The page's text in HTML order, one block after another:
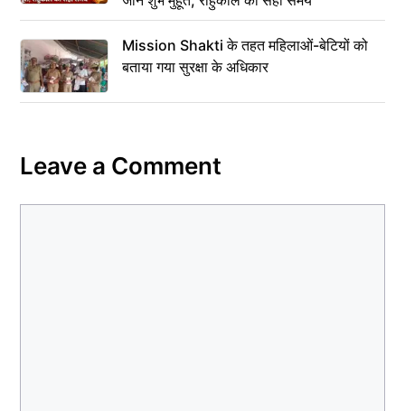
Mission Shakti के तहत महिलाओं-बेटियों को
बताया गया सुरक्षा के अधिकार
Leave a Comment